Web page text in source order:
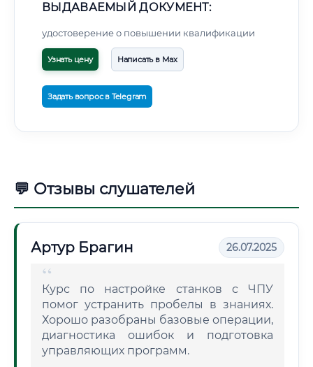
ВЫДАВАЕМЫЙ ДОКУМЕНТ:
удостоверение о повышении квалификации
Узнать цену Написать в Max
Задать вопрос в Telegram
💬 Отзывы слушателей
Артур Брагин 26.07.2025
Курс по настройке станков с ЧПУ
помог устранить пробелы в знаниях.
Хорошо разобраны базовые операции,
диагностика ошибок и подготовка
управляющих программ.